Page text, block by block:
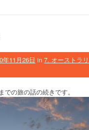
年11月26日 in 7. オーストラ
の旅の話の続きです。